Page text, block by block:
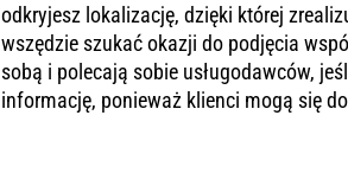
odkryjesz lokalizację, dzięki której
wszędzie szukać okazji do podjęcia
sobą i polecają sobie usługodawców,
informację, ponieważ klienci mogą się